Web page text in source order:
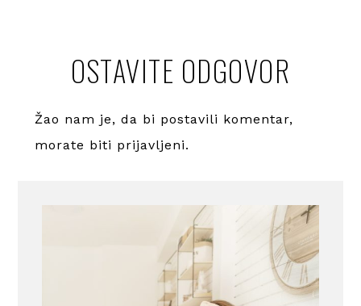
OSTAVITE ODGOVOR
Žao nam je, da bi postavili komentar,
morate biti prijavljeni.